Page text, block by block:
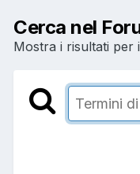
Cerca nel
Mostra i risultati per